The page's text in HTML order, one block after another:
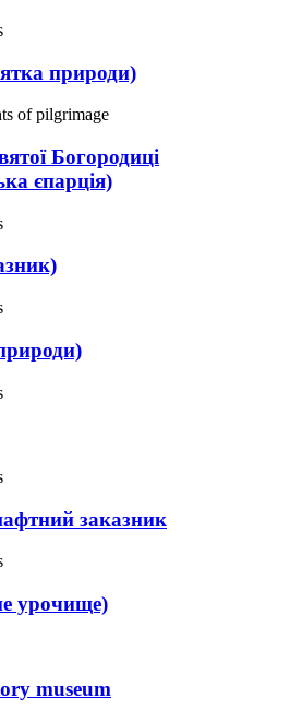
природи)
of pilgrimage
Богородиці
єпарція)
заказник
урочище)
museum